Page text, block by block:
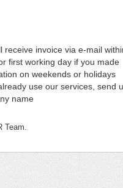
receive invoice via e-mail
first working day if you made
on weekends or holidays
use our services, send
name
Team.